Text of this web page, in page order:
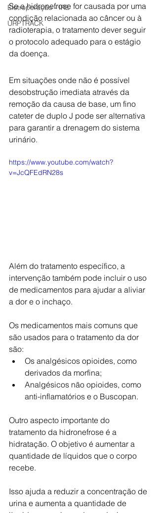
Eletroporação - IRE
URPTRACK
Se a hidronefrose for causada por uma
condição relacionada ao câncer ou à
radioterapia, o tratamento dever seguir
o protocolo adequado para o estágio
da doença.
Em situações onde não é possível
desobstrução imediata através da
remoção da causa de base, um fino
cateter de duplo J pode ser alternativa
para garantir a drenagem do sistema
urinário.
https://www.youtube.com/watch?
v=JcQFEdRN28s
Além do tratamento específico, a
intervenção também pode incluir o uso
de medicamentos para ajudar a aliviar
a dor e o inchaço.
Os medicamentos mais comuns que
são usados para o tratamento da dor
são:
Os analgésicos opioides, como
derivados da morfina;
Analgésicos não opioides, como
anti-inflamatórios e o Buscopan.
Outro aspecto importante do
tratamento da hidronefrose é a
hidratação. O objetivo é aumentar a
quantidade de líquidos que o corpo
recebe.
Isso ajuda a reduzir a concentração de
urina e aumenta a quantidade de